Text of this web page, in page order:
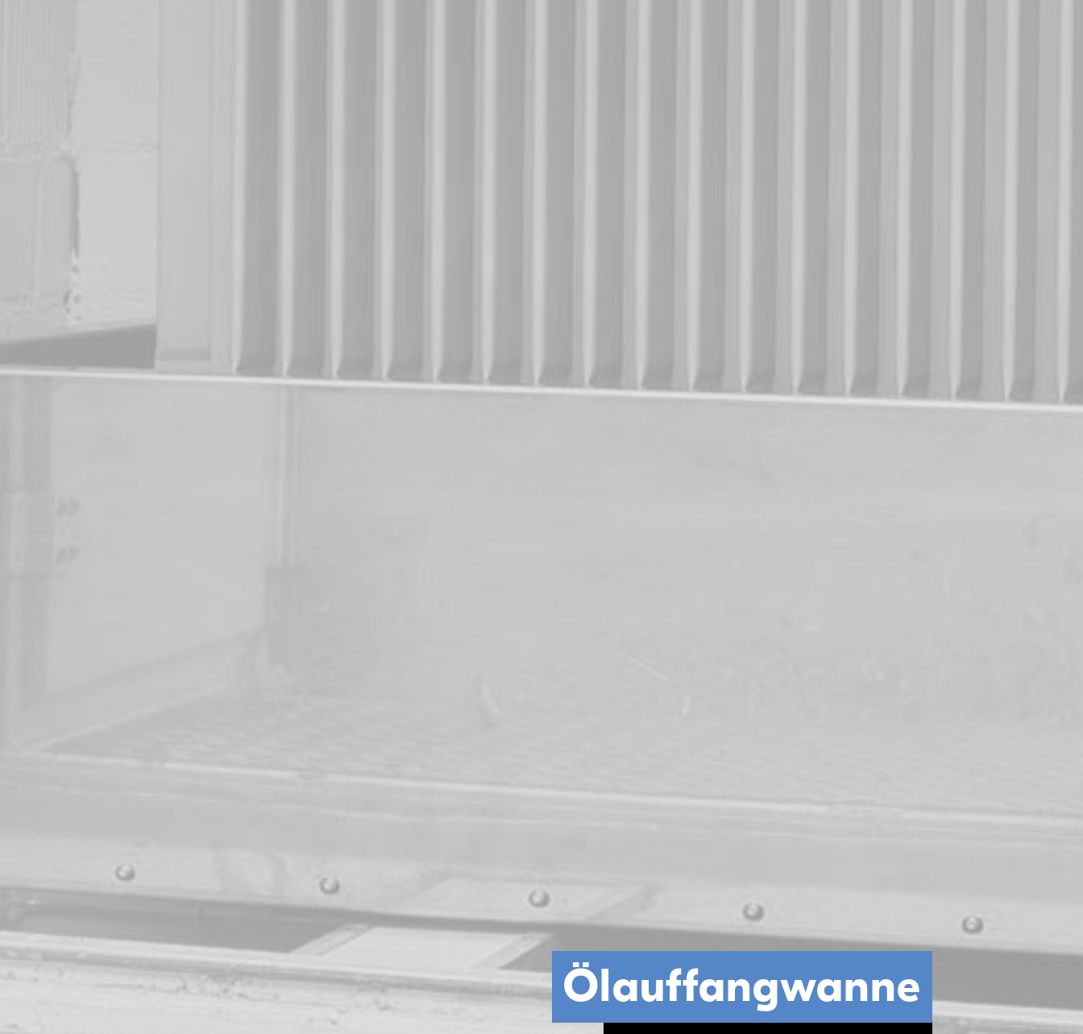
Ölauffangwanne